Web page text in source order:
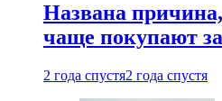
Названа
чаще покупают
2 года спустя2 года спустя